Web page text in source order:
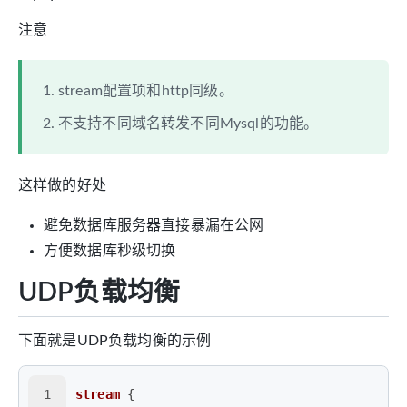
注意
stream配置项和http同级。
不支持不同域名转发不同Mysql的功能。
这样做的好处
避免数据库服务器直接暴漏在公网
方便数据库秒级切换
UDP负载均衡
下面就是UDP负载均衡的示例
1 stream {